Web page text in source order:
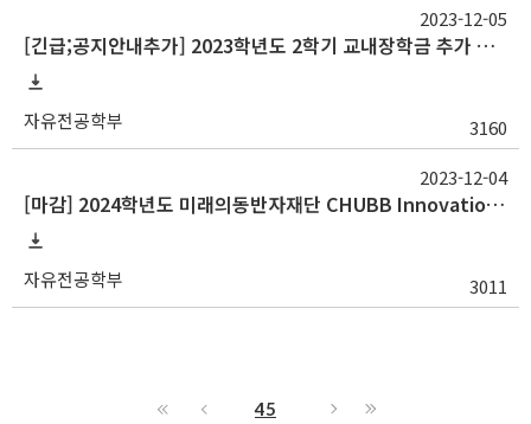
[긴급;공지안내추가] 2023학년도 2학기 교내장학금 추가 신청 안내(~12/7 18:00)
자유전공학부 3160
2023-12-05
[마감] 2024학년도 미래의동반자재단 CHUBB Innovation Fund 장학생 선발 안내
자유전공학부 3011
2023-12-04
45